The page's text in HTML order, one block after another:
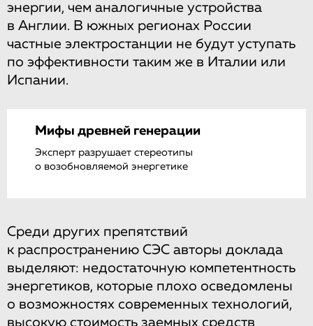
энергии, чем аналогичные устройства
в Англии. В южных регионах России
частные электростанции не будут уступать
по эффективности таким же в Италии или
Испании.
Мифы древней генерации
Эксперт разрушает стереотипы
о возобновляемой энергетике
Среди других препятствий
к распространению СЭС авторы доклада
выделяют: недостаточную компетентность
энергетиков, которые плохо осведомлены
о возможностях современных технологий,
высокую стоимость заемных средств